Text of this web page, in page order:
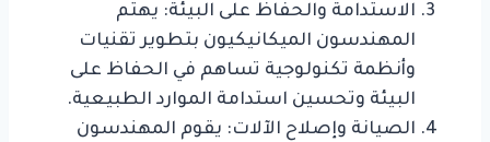
الاستدامة والحفاظ على البيئة: يهتم
المهندسون الميكانيكيون بتطوير تقنيات
وأنظمة تكنولوجية تساهم في الحفاظ على
البيئة وتحسين استدامة الموارد الطبيعية.
الصيانة وإصلاح الآلات: يقوم المهندسون